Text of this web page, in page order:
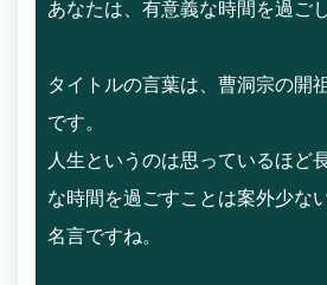
あなたは、有意義な時間を過ご
タイトルの言葉は、曹洞宗の
です。
人生というのは思っているほど
な時間を過ごすことは案外少な
名言ですね。